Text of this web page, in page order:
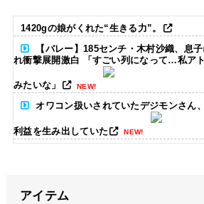
1420gの娘がくれた“生きる力”。
【バレー】185センチ・木村沙織、息
れ衝撃展開激白 「すごい列になって…私ア
みたいな」 NEW!
オワコン扱いされていたデジモンさん
利益を生み出していた NEW!
アイテム